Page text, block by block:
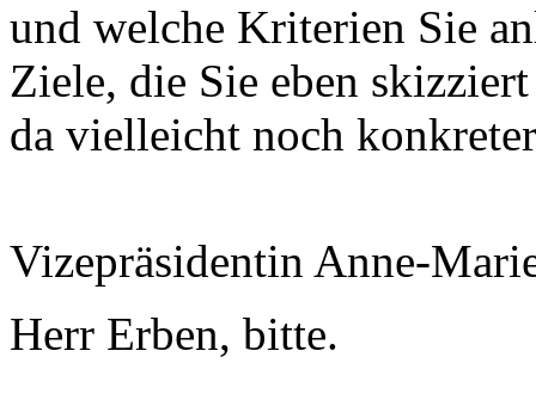
und welche Kriterien Sie
Ziele, die Sie eben
da vielleicht noch
Vizepräsidentin Anne-
Herr Erben, bitte.